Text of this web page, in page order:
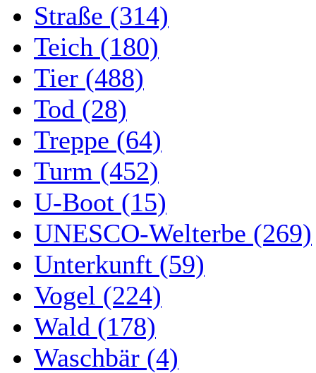
Straße (314)
Teich (180)
Tier (488)
Tod (28)
Treppe (64)
Turm (452)
U-Boot (15)
UNESCO-Welterbe (269)
Unterkunft (59)
Vogel (224)
Wald (178)
Waschbär (4)